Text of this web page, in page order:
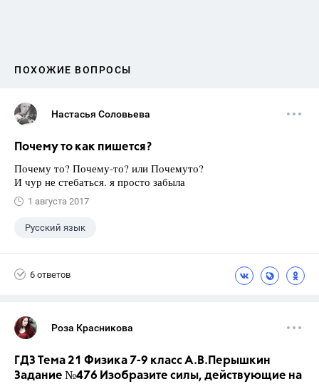
ПОХОЖИЕ ВОПРОСЫ
Настасья Соловьева
Почему то как пишется?
Почему то? Почему-то? или Почемуто?
И чур не стебаться. я просто забыла
1 августа 2017
Русский язык
6 ответов
Роза Красникова
ГДЗ Тема 21 Физика 7-9 класс А.В.Перышкин
Задание №476 Изобразите силы, действующие на